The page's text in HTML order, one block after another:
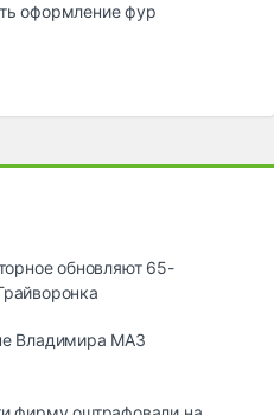
оформление фур
обновляют 65-
Владимира МАЗ